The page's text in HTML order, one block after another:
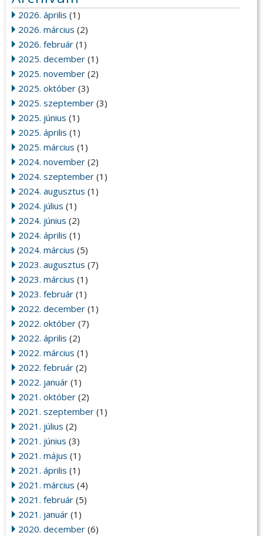
2026. április (1)
2026. március (2)
2026. február (1)
2025. december (1)
2025. november (2)
2025. október (3)
2025. szeptember (3)
2025. június (1)
2025. április (1)
2025. március (1)
2024. november (2)
2024. szeptember (1)
2024. augusztus (1)
2024. július (1)
2024. június (2)
2024. április (1)
2024. március (5)
2023. augusztus (7)
2023. március (1)
2023. február (1)
2022. december (1)
2022. október (7)
2022. április (2)
2022. március (1)
2022. február (2)
2022. január (1)
2021. október (2)
2021. szeptember (1)
2021. július (2)
2021. június (3)
2021. május (1)
2021. április (1)
2021. március (4)
2021. február (5)
2021. január (1)
2020. december (6)